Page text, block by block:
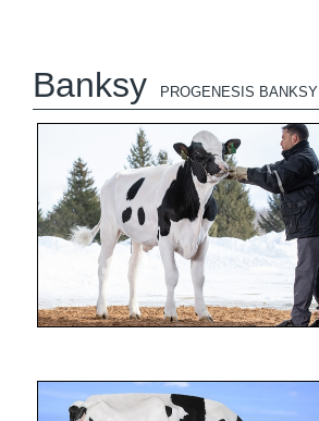
Banksy PROGENESIS BANKSY